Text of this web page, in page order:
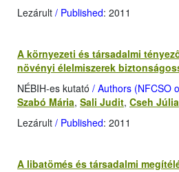
Lezárult / Published: 2011
A környezeti és társadalmi
növényi élelmiszerek
NÉBIH-es kutató / Authors (NFCSO
Szabó Mária, Sali Judit, Cseh Júlia
Lezárult / Published: 2011
A libatömés és társadalmi